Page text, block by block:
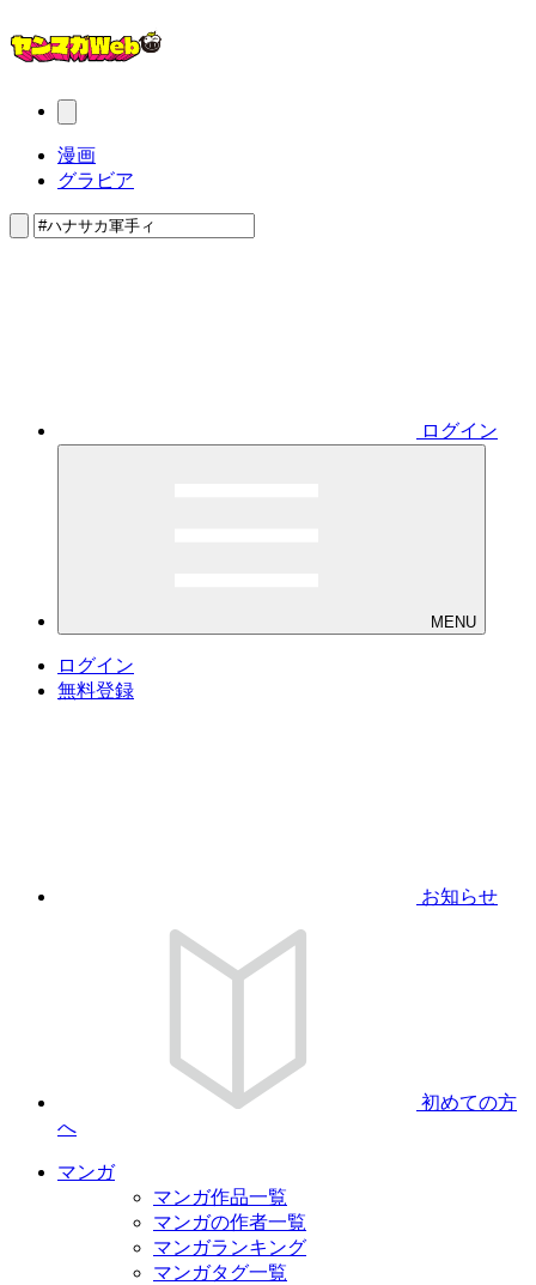
漫画
グラビア
ログイン
MENU
ログイン
無料登録
お知らせ
初めての方
へ
マンガ
マンガ作品一覧
マンガの作者一覧
マンガランキング
マンガタグ一覧